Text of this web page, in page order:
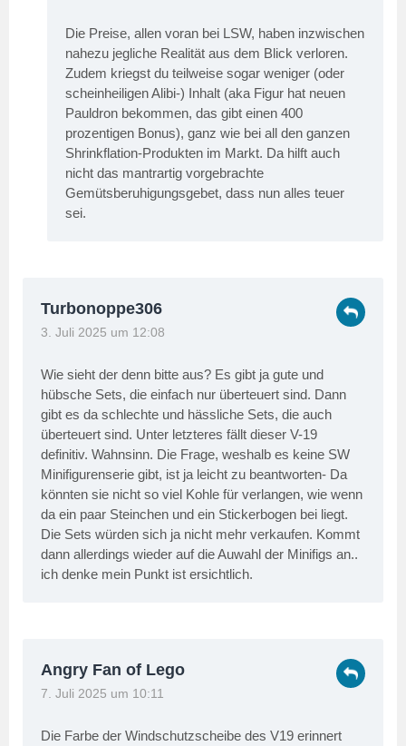
Die Preise, allen voran bei LSW, haben inzwischen
nahezu jegliche Realität aus dem Blick verloren.
Zudem kriegst du teilweise sogar weniger (oder
scheinheiligen Alibi-) Inhalt (aka Figur hat neuen
Pauldron bekommen, das gibt einen 400
prozentigen Bonus), ganz wie bei all den ganzen
Shrinkflation-Produkten im Markt. Da hilft auch
nicht das mantrartig vorgebrachte
Gemütsberuhigungsgebet, dass nun alles teuer
sei.
Turbonoppe306
3. Juli 2025 um 12:08
Wie sieht der denn bitte aus? Es gibt ja gute und
hübsche Sets, die einfach nur überteuert sind. Dann
gibt es da schlechte und hässliche Sets, die auch
überteuert sind. Unter letzteres fällt dieser V-19
definitiv. Wahnsinn. Die Frage, weshalb es keine SW
Minifigurenserie gibt, ist ja leicht zu beantworten- Da
könnten sie nicht so viel Kohle für verlangen, wie wenn
da ein paar Steinchen und ein Stickerbogen bei liegt.
Die Sets würden sich ja nicht mehr verkaufen. Kommt
dann allerdings wieder auf die Auwahl der Minifigs an..
ich denke mein Punkt ist ersichtlich.
Angry Fan of Lego
7. Juli 2025 um 10:11
Die Farbe der Windschutzscheibe des V19 erinnert